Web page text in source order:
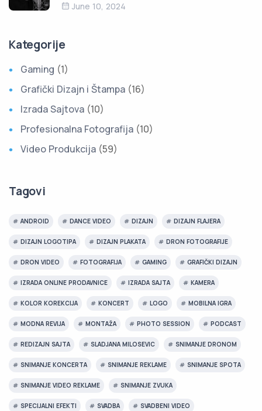
June 10, 2024
Kategorije
Gaming (1)
Grafički Dizajn i Štampa (16)
Izrada Sajtova (10)
Profesionalna Fotografija (10)
Video Produkcija (59)
Tagovi
ANDROID DANCE VIDEO DIZAJN DIZAJN FLAJERA
DIZAJN LOGOTIPA DIZAJN PLAKATA DRON FOTOGRAFIJE
DRON VIDEO FOTOGRAFIJA GAMING GRAFIČKI DIZAJN
IZRADA ONLINE PRODAVNICE IZRADA SAJTA KAMERA
KOLOR KOREKCIJA KONCERT LOGO MOBILNA IGRA
MODNA REVIJA MONTAŽA PHOTO SESSION PODCAST
REDIZAJN SAJTA SLADJANA MILOSEVIC SNIMANJE DRONOM
SNIMANJE KONCERTA SNIMANJE REKLAME SNIMANJE SPOTA
SNIMANJE VIDEO REKLAME SNIMANJE ZVUKA
SPECIJALNI EFEKTI SVADBA SVADBENI VIDEO